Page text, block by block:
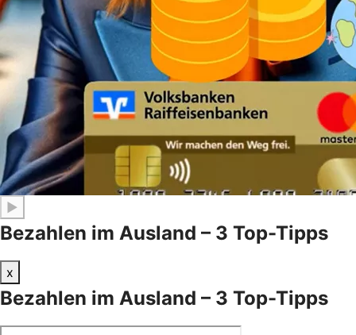
▶
Bezahlen im Ausland – 3 Top-Tipps
x
Bezahlen im Ausland – 3 Top-Tipps